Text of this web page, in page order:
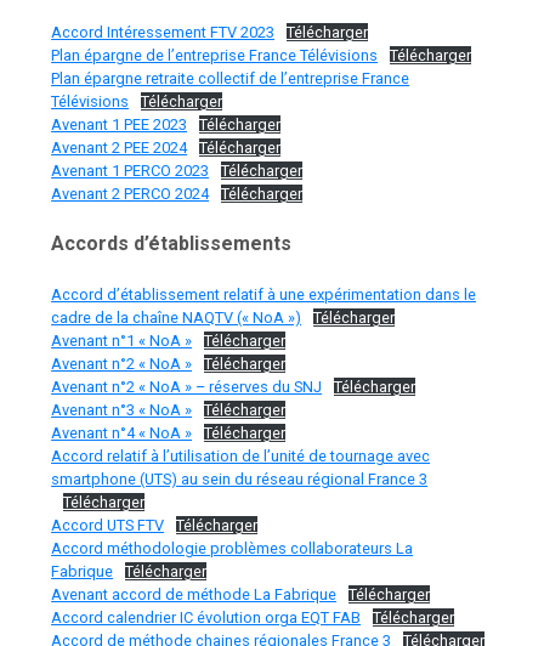
Accord Intéressement FTV 2023
Télécharger
Plan épargne de l’entreprise France Télévisions
Télécharger
Plan épargne retraite collectif de l’entreprise France
Télévisions
Télécharger
Avenant 1 PEE 2023
Télécharger
Avenant 2 PEE 2024
Télécharger
Avenant 1 PERCO 2023
Télécharger
Avenant 2 PERCO 2024
Télécharger
Accords d’établissements
Accord d’établissement relatif à une expérimentation dans le
cadre de la chaîne NAQTV (« NoA »)
Télécharger
Avenant n°1 « NoA »
Télécharger
Avenant n°2 « NoA »
Télécharger
Avenant n°2 « NoA » – réserves du SNJ
Télécharger
Avenant n°3 « NoA »
Télécharger
Avenant n°4 « NoA »
Télécharger
Accord relatif à l’utilisation de l’unité de tournage avec
smartphone (UTS) au sein du réseau régional France 3
Télécharger
Accord UTS FTV
Télécharger
Accord méthodologie problèmes collaborateurs La
Fabrique
Télécharger
Avenant accord de méthode La Fabrique
Télécharger
Accord calendrier IC évolution orga EQT FAB
Télécharger
Accord de méthode chaines régionales France 3
Télécharger